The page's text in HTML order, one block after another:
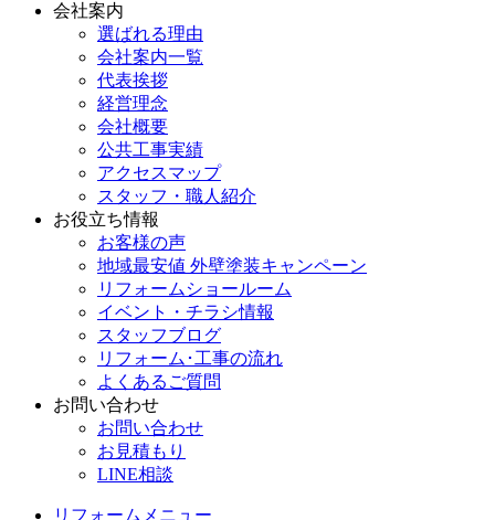
会社案内
選ばれる理由
会社案内一覧
代表挨拶
経営理念
会社概要
公共工事実績
アクセスマップ
スタッフ・職人紹介
お役立ち情報
お客様の声
地域最安値 外壁塗装キャンペーン
リフォームショールーム
イベント・チラシ情報
スタッフブログ
リフォーム･工事の流れ
よくあるご質問
お問い合わせ
お問い合わせ
お見積もり
LINE相談
リフォームメニュー